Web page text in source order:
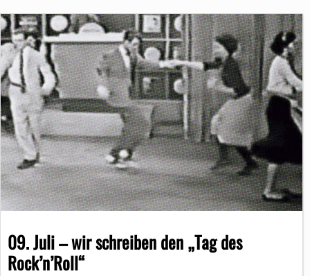
09. Juli – wir schreiben den „Tag des
Rock’n’Roll“